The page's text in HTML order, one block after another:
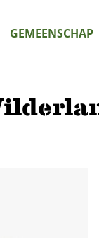
GEMEENSCHAP